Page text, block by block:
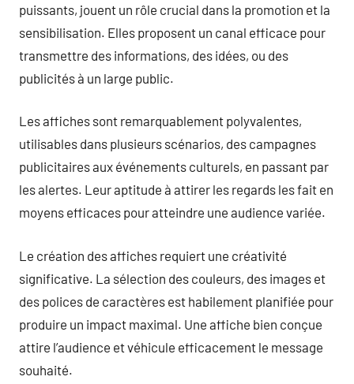
puissants, jouent un rôle crucial dans la promotion et la
sensibilisation. Elles proposent un canal efficace pour
transmettre des informations, des idées, ou des
publicités à un large public.
Les affiches sont remarquablement polyvalentes,
utilisables dans plusieurs scénarios, des campagnes
publicitaires aux événements culturels, en passant par
les alertes. Leur aptitude à attirer les regards les fait en
moyens efficaces pour atteindre une audience variée.
Le création des affiches requiert une créativité
significative. La sélection des couleurs, des images et
des polices de caractères est habilement planifiée pour
produire un impact maximal. Une affiche bien conçue
attire l’audience et véhicule efficacement le message
souhaité.